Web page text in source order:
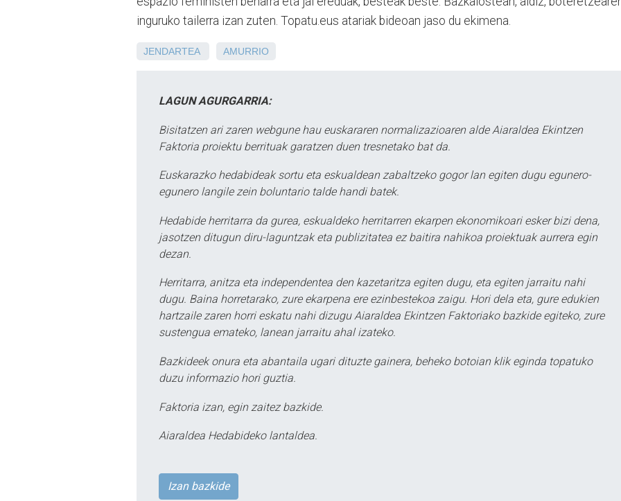
inguruko tailerra izan zuten. Topatu.eus atariak bideoan jaso du ekimena.
JENDARTEA AMURRIO
LAGUN AGURGARRIA:
Bisitatzen ari zaren webgune hau euskararen normalizazioaren alde Aiaraldea Ekintzen
Faktoria proiektu berrituak garatzen duen tresnetako bat da.
Euskarazko hedabideak sortu eta eskualdean zabaltzeko gogor lan egiten dugu egunero-
egunero langile zein boluntario talde handi batek.
Hedabide herritarra da gurea, eskualdeko herritarren ekarpen ekonomikoari esker bizi dena,
jasotzen ditugun diru-laguntzak eta publizitatea ez baitira nahikoa proiektuak aurrera egin
dezan.
Herritarra, anitza eta independentea den kazetaritza egiten dugu, eta egiten jarraitu nahi
dugu. Baina horretarako, zure ekarpena ere ezinbestekoa zaigu. Hori dela eta, gure edukien
hartzaile zaren horri eskatu nahi dizugu Aiaraldea Ekintzen Faktoriako bazkide egiteko, zure
sustengua emateko, lanean jarraitu ahal izateko.
Bazkideek onura eta abantaila ugari dituzte gainera, beheko botoian klik eginda topatuko
duzu informazio hori guztia.
Faktoria izan, egin zaitez bazkide.
Aiaraldea Hedabideko lantaldea.
Izan bazkide